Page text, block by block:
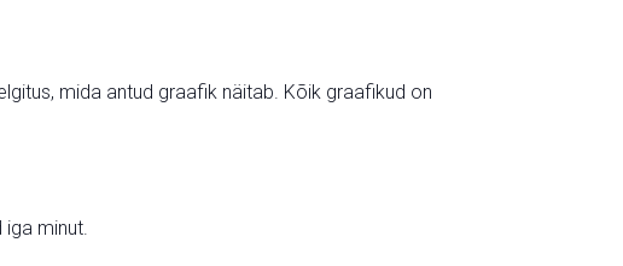
mida antud graafik näitab. Kõik graafikud on
minut.